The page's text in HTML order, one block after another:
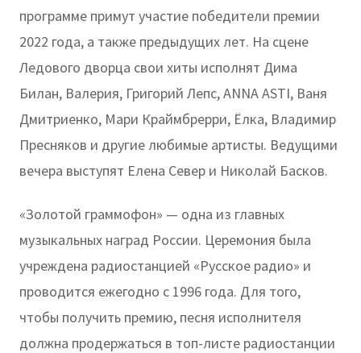
программе примут участие победители премии
2022 года, а также предыдущих лет. На сцене
Ледового дворца свои хиты исполнят Дима
Билан, Валерия, Григорий Лепс, ANNA ASTI, Ваня
Дмитриенко, Мари Краймбрерри, Ёлка, Владимир
Пресняков и другие любимые артисты. Ведущими
вечера выступят Елена Север и Николай Басков.
«Золотой граммофон» — одна из главных
музыкальных наград России. Церемония была
учреждена радиостанцией «Русское радио» и
проводится ежегодно с 1996 года. Для того,
чтобы получить премию, песня исполнителя
должна продержаться в топ-листе радиостанции